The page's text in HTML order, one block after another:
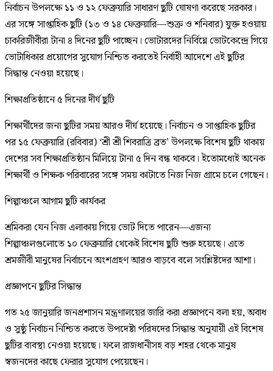
নির্বাচন উপলক্ষে ১১ ও ১২ ফেব্রুয়ারি সাধারণ ছুটি ঘোষণা করেছে সরকার।
এর সঙ্গে সাপ্তাহিক ছুটি (১৩ ও ১৪ ফেব্রুয়ারি—শুক্র ও শনিবার) যুক্ত হওয়ায়
চাকরিজীবীরা টানা ৪ দিনের ছুটি পাচ্ছেন। ভোটারদের নির্বিঘ্নে ভোটকেন্দ্রে গিয়ে
ভোটাধিকার প্রয়োগের সুযোগ নিশ্চিত করতেই নির্বাহী আদেশে এই ছুটির
সিদ্ধান্ত নেওয়া হয়েছে।
শিক্ষাপ্রতিষ্ঠানে ৫ দিনের দীর্ঘ ছুটি
শিক্ষার্থীদের জন্য ছুটির সময় আরও দীর্ঘ হয়েছে। নির্বাচন ও সাপ্তাহিক ছুটির
পর ১৫ ফেব্রুয়ারি (রবিবার) ‘শ্রী শ্রী শিবরাত্রি ব্রত’ উপলক্ষে বিশেষ ছুটি থাকায়
দেশের সব শিক্ষাপ্রতিষ্ঠান মিলিয়ে টানা ৫ দিন বন্ধ থাকবে। ইতোমধ্যেই অনেক
শিক্ষার্থী ও শিক্ষক পরিবারের সঙ্গে সময় কাটাতে নিজ নিজ গ্রামে চলে গেছেন।
শিল্পাঞ্চলে আগাম ছুটি কার্যকর
শ্রমিকরা যেন নিজ এলাকায় গিয়ে ভোট দিতে পারেন—এজন্য
শিল্পাঞ্চলগুলোতে ১০ ফেব্রুয়ারি থেকেই বিশেষ ছুটি শুরু হয়েছে। এতে
শ্রমজীবী মানুষের নির্বাচনে অংশগ্রহণ আরও বাড়বে বলে সংশ্লিষ্টদের আশা।
প্রজ্ঞাপনে ছুটির সিদ্ধান্ত
গত ২৫ জানুয়ারি জনপ্রশাসন মন্ত্রণালয়ের জারি করা প্রজ্ঞাপনে বলা হয়, অবাধ
ও সুষ্ঠু নির্বাচন নিশ্চিত করতে উপদেষ্টা পরিষদের সিদ্ধান্ত অনুযায়ী এই বিশেষ
ছুটির ব্যবস্থা নেওয়া হয়েছে। ফলে রাজধানীসহ বড় শহর থেকে মানুষ
স্বজনদের কাছে ফেরার সুযোগ পেয়েছেন।